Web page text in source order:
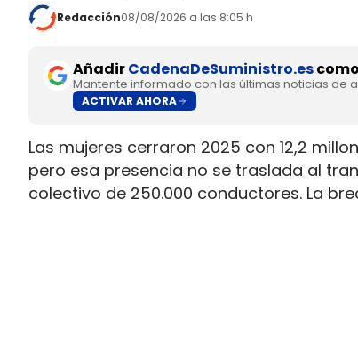
Redacción08/08/2026 a las 8:05 h
AñadirCadenaDeSuministro.es
Mantente informado con las últimas noticias de
ACTIVAR AHORA
Las mujeres cerraron 2025 con 12,2
pero esa presencia no se traslada al
colectivo de 250.000 conductores. La